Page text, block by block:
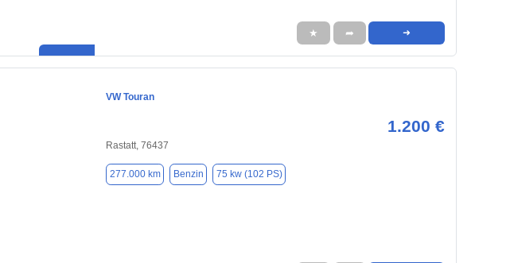
★ ➦ ➜
VW Touran
1.200 €
Rastatt, 76437
277.000 km Benzin 75 kw (102 PS)